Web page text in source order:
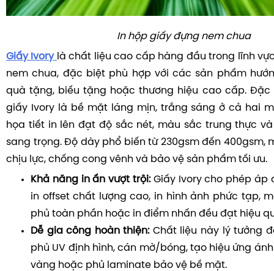
In hộp giấy đựng nem chua
Giấy Ivory là chất liệu cao cấp hàng đầu trong lĩnh
nem chua, đặc biệt phù hợp với các sản phẩm
quà tặng, biếu tặng hoặc thương hiệu cao cấp.
giấy Ivory là bề mặt láng mịn, trắng sáng ở cả hai
họa tiết in lên đạt độ sắc nét, màu sắc trung thực
sang trọng. Độ dày phổ biến từ 230gsm đến 400gsm,
chịu lực, chống cong vênh và bảo vệ sản phẩm tối ưu.
Khả năng in ấn vượt trội:Giấy Ivory cho phép áp
in offset chất lượng cao, in hình ảnh phức tạp,
phủ toàn phần hoặc in điểm nhấn đều đạt hiệu
Dễ gia công hoàn thiện:Chất liệu này lý tưởng
phủ UV định hình, cán mờ/bóng, tạo hiệu ứng
vàng hoặc phủ laminate bảo vệ bề mặt.